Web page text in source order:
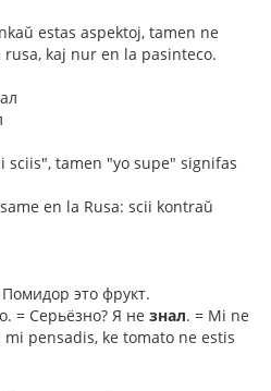
estas aspektoj, tamen ne
kaj nur en la pasinteco.
sciis", tamen "yo supe" signifas
en la Rusa: scii kontraŭ
это фрукт.
= Серьёзно? Я не знал. = Mi ne
pensadis, ke tomato ne estis